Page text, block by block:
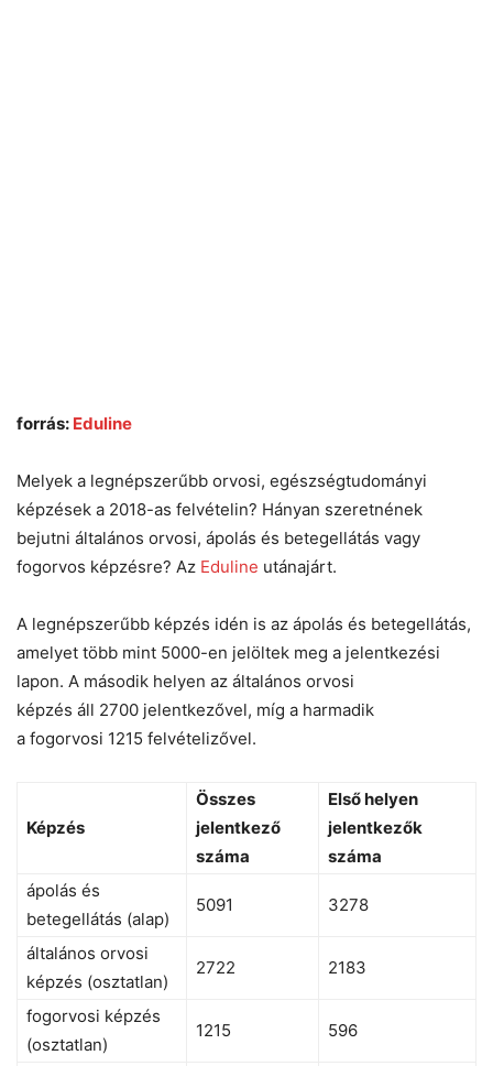
forrás: Eduline
Melyek a legnépszerűbb orvosi, egészségtudományi
képzések a 2018-as felvételin? Hányan szeretnének
bejutni általános orvosi, ápolás és betegellátás vagy
fogorvos képzésre? Az Eduline utánajárt.
A legnépszerűbb képzés idén is az ápolás és betegellátás,
amelyet több mint 5000-en jelöltek meg a jelentkezési
lapon. A második helyen az általános orvosi
képzés áll 2700 jelentkezővel, míg a harmadik
a fogorvosi 1215 felvételizővel.
Képzés
Összes
jelentkező
száma
Első helyen
jelentkezők
száma
ápolás és
betegellátás (alap)
5091 3278
általános orvosi
képzés (osztatlan)
2722 2183
fogorvosi képzés
(osztatlan)
1215 596